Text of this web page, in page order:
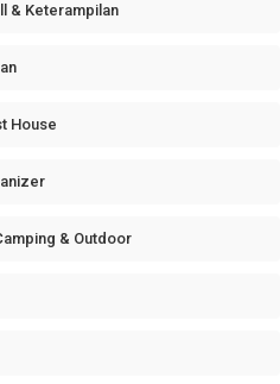
& Keterampilan
House
& Outdoor